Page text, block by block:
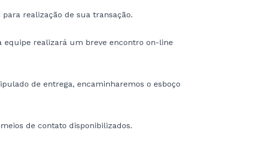
realização de sua transação.
equipe realizará um breve encontro on-line
de entrega, encaminharemos o esboço
de contato disponibilizados.